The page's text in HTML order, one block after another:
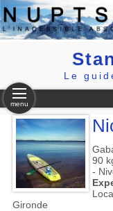
Le
menu
90
-
Gironde